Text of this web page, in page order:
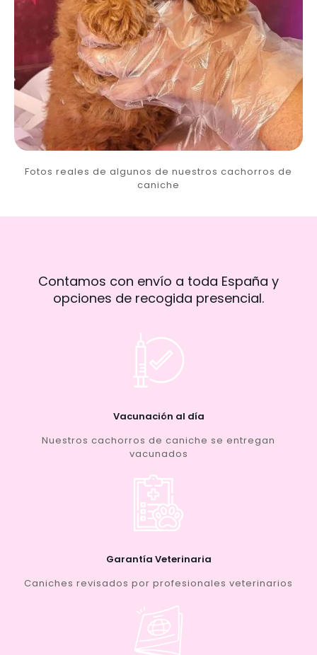
Fotos reales de algunos de nuestros cachorros de
caniche
Contamos con envío a toda España y
opciones de recogida presencial.
Vacunación al día
Nuestros cachorros de caniche se entregan
vacunados
Garantía Veterinaria
Caniches revisados por profesionales veterinarios